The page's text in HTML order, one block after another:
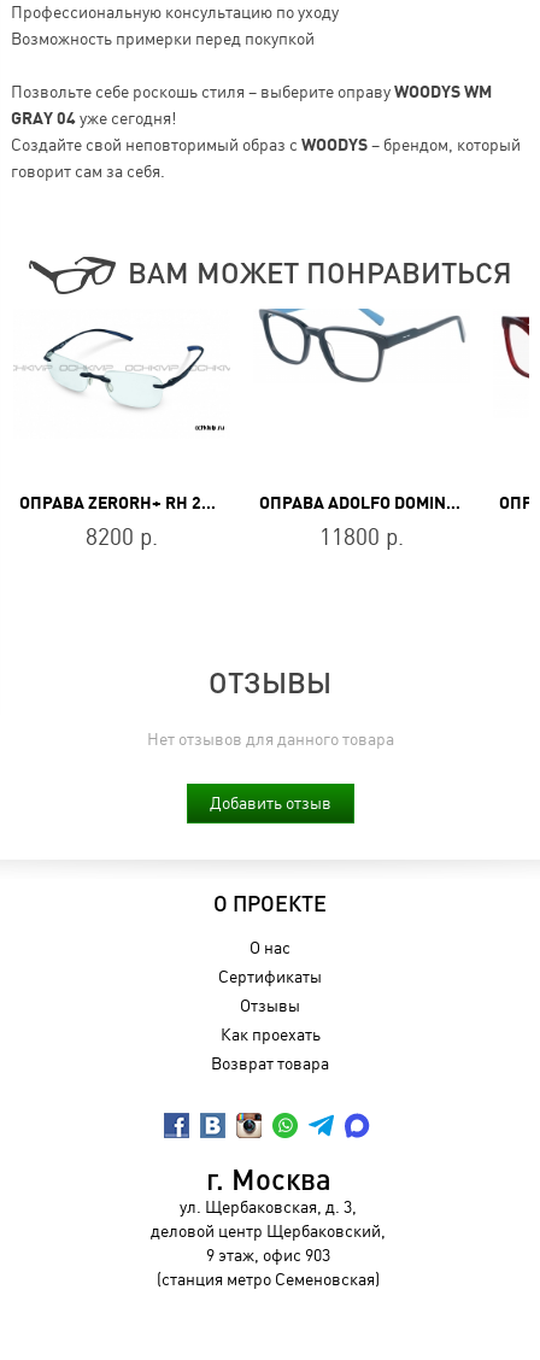
Профессиональную консультацию по уходу
Возможность примерки перед покупкой
Позвольте себе роскошь стиля – выберите оправуWOODYS WM
GRAY 04уже сегодня!
Создайте свой неповторимый образ с WOODYS– брендом, который
говорит сам за себя.
ВАМ МОЖЕТ ПОНРАВИТЬСЯ
ОПРАВА ZERORH+ RH 222 02
8200 р.
ОПРАВА ADOLFO DOMINGUEZ AD 54673 512
11800 р.
ОТЗЫВЫ
Нет отзывов для данного товара
Добавить отзыв
О ПРОЕКТЕ
О нас
Сертификаты
Отзывы
Как проехать
Возврат товара
г. Москва
ул. Щербаковская, д. 3,
деловой центр Щербаковский,
9 этаж, офис 903
(станция метро Семеновская)